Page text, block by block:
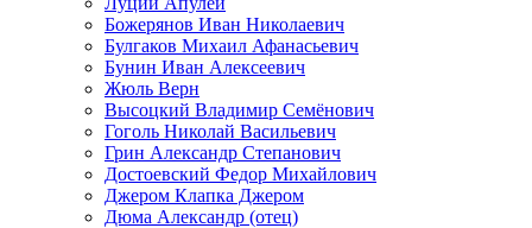
Божерянов Иван Николаевич
Булгаков Михаил Афанасьевич
Бунин Иван Алексеевич
Жюль Верн
Высоцкий Владимир Семёнович
Гоголь Николай Васильевич
Грин Александр Степанович
Достоевский Федор Михайлович
Джером Клапка Джером
Дюма Александр (отец)